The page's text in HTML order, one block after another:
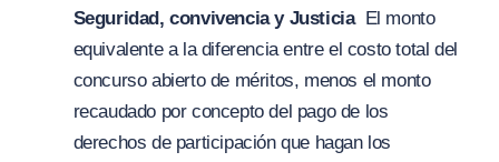
Seguridad, convivencia y Justicia El monto
equivalente a la diferencia entre el costo total del
concurso abierto de méritos, menos el monto
recaudado por concepto del pago de los
derechos de participación que hagan los